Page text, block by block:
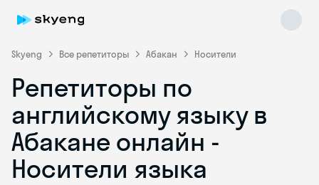
Skyeng Все репетиторы Абакан Носители
Репетиторы по
английскому языку в
Абакане онлайн -
Носители языка